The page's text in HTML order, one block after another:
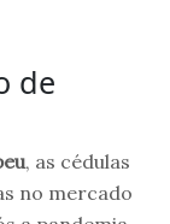
de
, as cédulas
no mercado